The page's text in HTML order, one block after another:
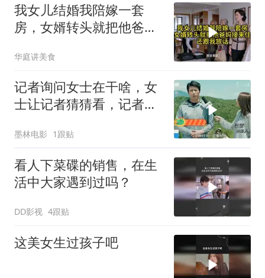
我女儿结婚我陪嫁一套
房，女婿转头就把他爸妈
华庭讲美食
记者询问女士在干啥，女
士让记者猜猜看，记者直
墨林电影 1跟贴
看人下菜碟的销售，在生
活中大家遇到过吗？
DD影视 4跟贴
这美女生过孩子吧